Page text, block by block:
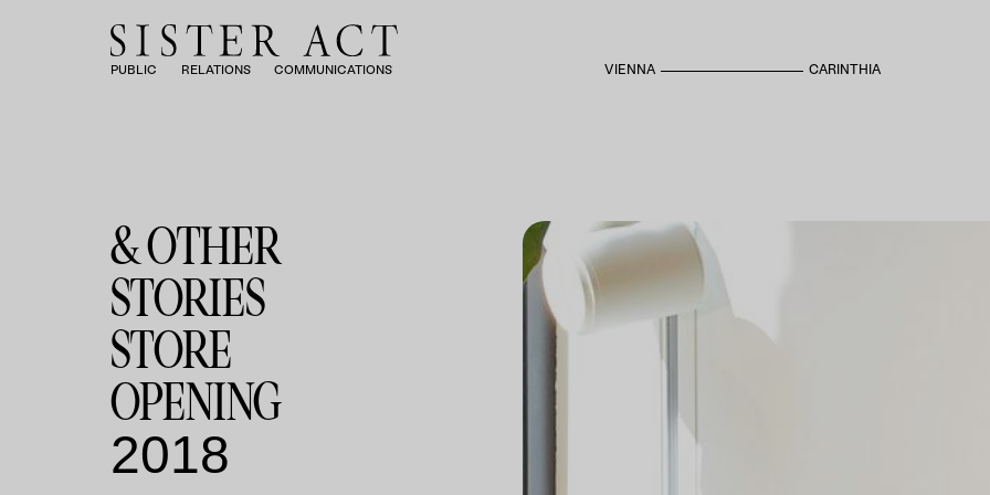
PUBLIC RELATIONS COMMUNICATIONS VIENNA CARINTHIA
& OTHER
STORIES
STORE
OPENING
2018